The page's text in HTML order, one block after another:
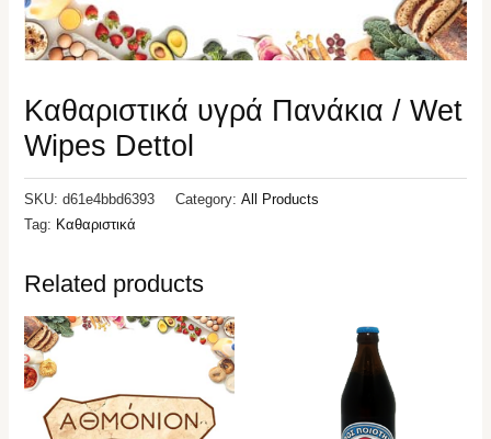
Καθαριστικά υγρά Πανάκια / Wet
Wipes Dettol
SKU:d61e4bbd6393 Category:All Products
Tag: Καθαριστικά
Related products